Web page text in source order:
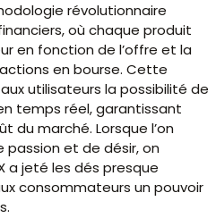
révolutionnaire
où chaque produit
en fonction de l’offre et la
en bourse. Cette
utilisateurs la possibilité de
temps réel, garantissant
du marché. Lorsque l’on
et de désir, on
a jeté les dés presque
consommateurs un pouvoir